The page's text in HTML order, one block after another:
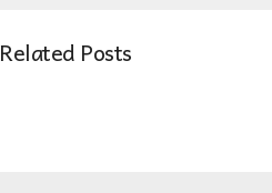
Related Posts